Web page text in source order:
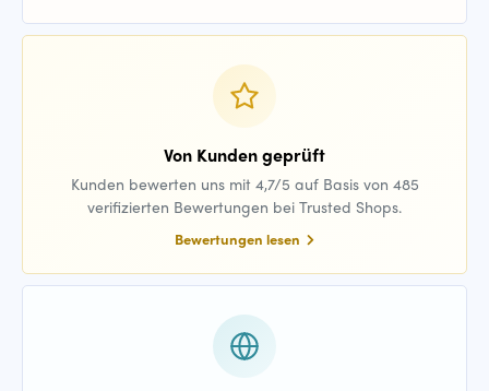
Von Kunden geprüft
Kunden bewerten uns mit 4,7/5 auf Basis von 485
verifizierten Bewertungen bei Trusted Shops.
Bewertungen lesen